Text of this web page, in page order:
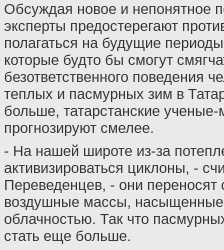
Обсуждая новое и непонятное
эксперты предостерегают
полагаться на будущие
которые будто бы смогут
безответственного поведения
теплых и пасмурных зим в
больше, татарстанские ученые-
прогнозируют смелее.
- На нашей широте из-за
активизироваться циклоны, -
Переведенцев, - они переносят
воздушные массы,
облачностью. Так что
стать еще больше.